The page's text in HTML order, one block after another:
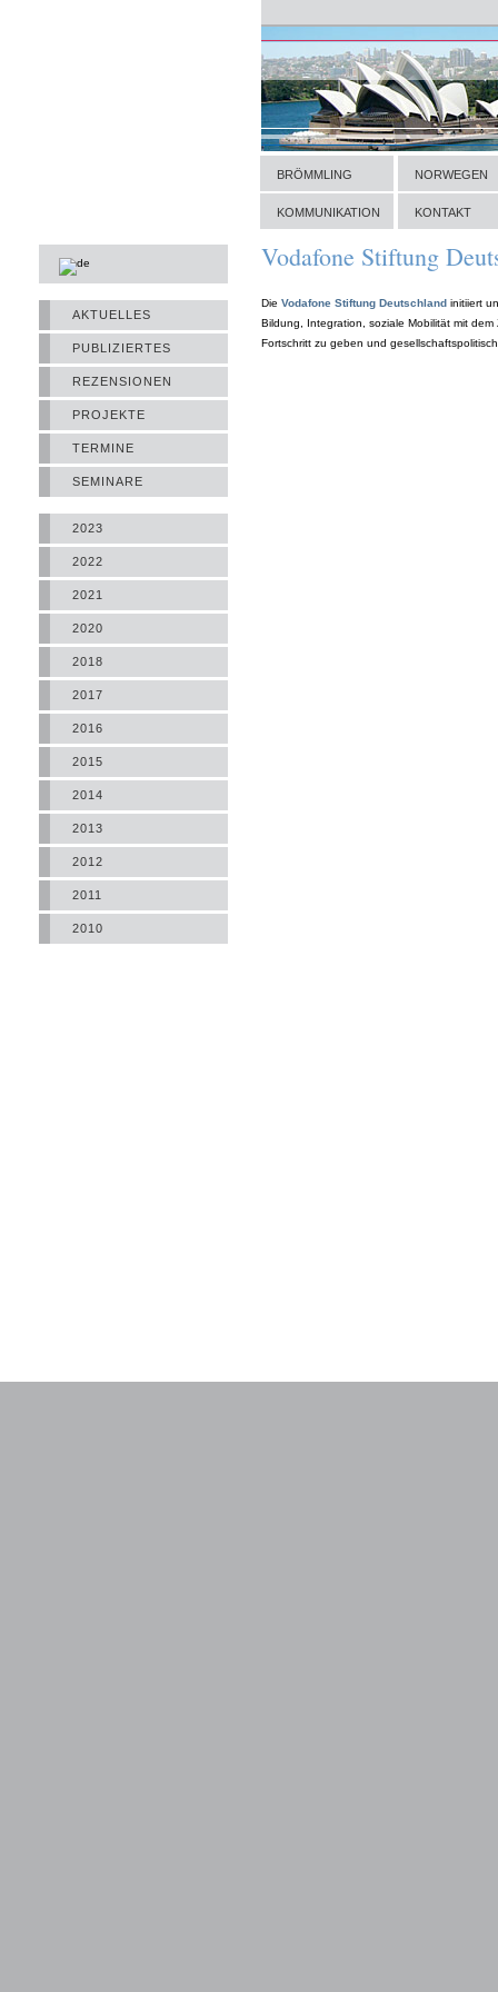
BRÖMMLING NORWEGEN
KOMMUNIKATION KONTAKT
HOME»STIFTUNGEN
AKTUELLES
PUBLIZIERTES
REZENSIONEN
PROJEKTE
TERMINE
SEMINARE
2023
2022
2021
2020
2018
2017
2016
2015
2014
2013
2012
2011
2010
Vodafone Stiftung
Die Vodafone Stiftung Deutschland initiiert
Bildung, Integration, soziale Mobilität mit
Fortschritt zu geben und